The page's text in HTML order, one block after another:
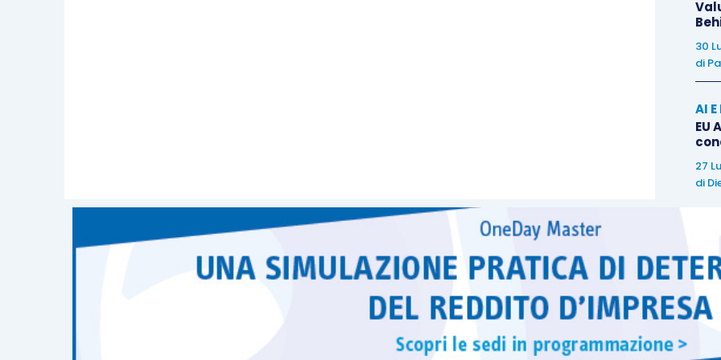
una specifica trasferta. In un caso la deducibilità parziale potrebbe anche essere
accettata ma non nell’altro caso.
Si auspica pertanto che le decisioni che dovranno assumere le corti di merito in futuro
corretta applicazione delle norme, all’equità e al
30
di
AI
EU
27
di